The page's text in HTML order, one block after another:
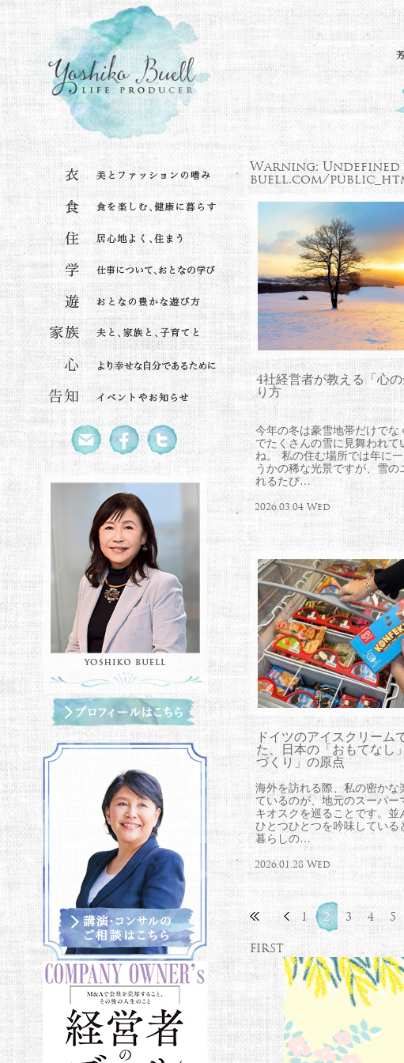
Warning: Undefined
buell.com/
4社経営者が教える「心
り方
今年の冬は豪雪地帯だけでな
でたくさんの雪に見舞われて
ね。 私の住む場所では年に
うかの稀な光景ですが、雪の
れるたび…
2026.03.04 Wed
ドイツのアイスクリーム
た、日本の「おもてなし
づくり」の原点
海外を訪れる際、私の密かな
ているのが、地元のスーパー
キオスクを巡ることです。並
ひとつひとつを吟味している
暮らしの…
2026.01.28 Wed
FIRST
1 2 3 4 5